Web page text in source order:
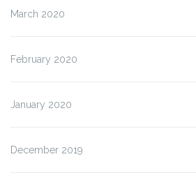
March 2020
February 2020
January 2020
December 2019